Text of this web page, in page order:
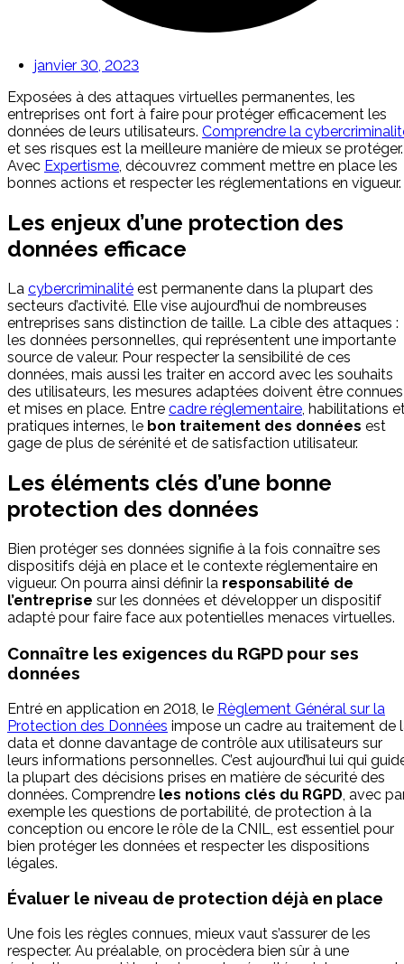
janvier 30, 2023
Exposées à des attaques virtuelles permanentes, les
entreprises ont fort à faire pour protéger efficacement les
données de leurs utilisateurs. Comprendre la
et ses risques est la meilleure manière de mieux se protéger.
Avec Expertisme, découvrez comment mettre en place les
bonnes actions et respecter les réglementations en vigueur.
Les enjeux d’une protection des
données efficace
La cybercriminalité est permanente dans la plupart des
secteurs d’activité. Elle vise aujourd’hui de nombreuses
entreprises sans distinction de taille. La cible des attaques :
les données personnelles, qui représentent une importante
source de valeur. Pour respecter la sensibilité de ces
données, mais aussi les traiter en accord avec les souhaits
des utilisateurs, les mesures adaptées doivent être connues
et mises en place. Entre cadre réglementaire, habilitations
pratiques internes, le bon traitement des données est
gage de plus de sérénité et de satisfaction utilisateur.
Les éléments clés d’une bonne
protection des données
Bien protéger ses données signifie à la fois connaître ses
dispositifs déjà en place et le contexte réglementaire en
vigueur. On pourra ainsi définir la responsabilité de
l’entreprise sur les données et développer un dispositif
adapté pour faire face aux potentielles menaces virtuelles.
Connaître les exigences du RGPD pour ses
données
Entré en application en 2018, le Règlement Général sur la
Protection des Données impose un cadre au traitement de
data et donne davantage de contrôle aux utilisateurs sur
leurs informations personnelles. C’est aujourd’hui lui qui
la plupart des décisions prises en matière de sécurité des
données. Comprendre les notions clés du RGPD , avec
exemple les questions de portabilité, de protection à la
conception ou encore le rôle de la CNIL, est essentiel pour
bien protéger les données et respecter les dispositions
légales.
Évaluer le niveau de protection déjà en place
Une fois les règles connues, mieux vaut s’assurer de les
respecter. Au préalable, on procèdera bien sûr à une